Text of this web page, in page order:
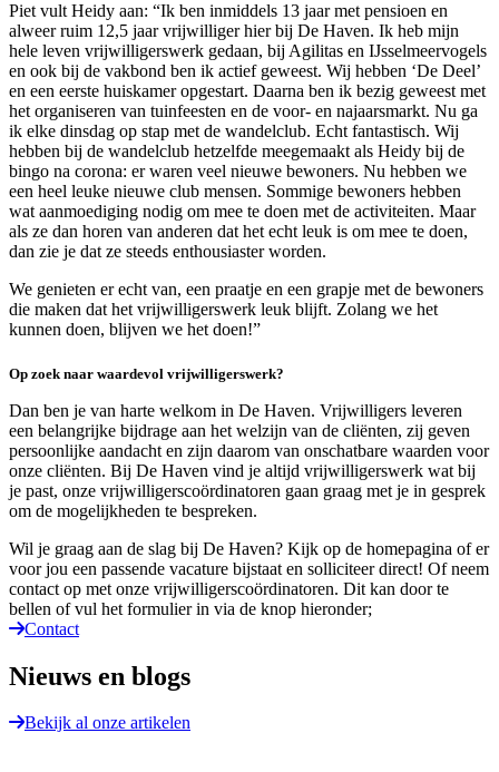
Piet vult Heidy aan: “Ik ben inmiddels 13 jaar met pensioen en
alweer ruim 12,5 jaar vrijwilliger hier bij De Haven. Ik heb mijn
hele leven vrijwilligerswerk gedaan, bij Agilitas en IJsselmeervogels
en ook bij de vakbond ben ik actief geweest. Wij hebben ‘De Deel’
en een eerste huiskamer opgestart. Daarna ben ik bezig geweest met
het organiseren van tuinfeesten en de voor- en najaarsmarkt. Nu ga
ik elke dinsdag op stap met de wandelclub. Echt fantastisch. Wij
hebben bij de wandelclub hetzelfde meegemaakt als Heidy bij de
bingo na corona: er waren veel nieuwe bewoners. Nu hebben we
een heel leuke nieuwe club mensen. Sommige bewoners hebben
wat aanmoediging nodig om mee te doen met de activiteiten. Maar
als ze dan horen van anderen dat het echt leuk is om mee te doen,
dan zie je dat ze steeds enthousiaster worden.
We genieten er echt van, een praatje en een grapje met de bewoners
die maken dat het vrijwilligerswerk leuk blijft. Zolang we het
kunnen doen, blijven we het doen!”
Op zoek naar waardevol vrijwilligerswerk?
Dan ben je van harte welkom in De Haven. Vrijwilligers leveren
een belangrijke bijdrage aan het welzijn van de cliënten, zij geven
persoonlijke aandacht en zijn daarom van onschatbare waarden voor
onze cliënten. Bij De Haven vind je altijd vrijwilligerswerk wat bij
je past, onze vrijwilligerscoördinatoren gaan graag met je in gesprek
om de mogelijkheden te bespreken.
Wil je graag aan de slag bij De Haven? Kijk op de homepagina of er
voor jou een passende vacature bijstaat en solliciteer direct! Of neem
contact op met onze vrijwilligerscoördinatoren. Dit kan door te
bellen of vul het formulier in via de knop hieronder;
Contact
Nieuws en blogs
Bekijk al onze artikelen